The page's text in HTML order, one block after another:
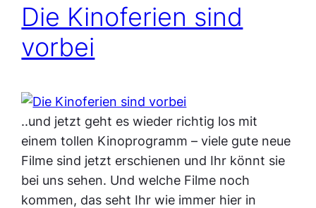
Die Kinoferien sind
vorbei
..und jetzt geht es wieder richtig los mit
einem tollen Kinoprogramm – viele gute neue
Filme sind jetzt erschienen und Ihr könnt sie
bei uns sehen. Und welche Filme noch
kommen, das seht Ihr wie immer hier in